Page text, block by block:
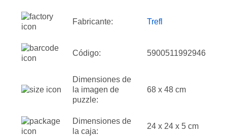
Fabricante: Trefl
Código: 5900511992946
Dimensiones de
la imagen de
puzzle:
68 x 48 cm
Dimensiones de
la caja:
24 x 24 x 5 cm